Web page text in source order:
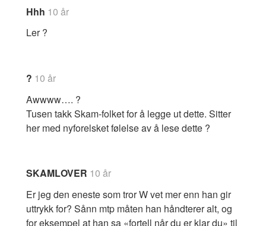
Hhh 10 år
Ler ?
? 10 år
Awwww…. ?
Tusen takk Skam-folket for å legge ut dette. Sitter
her med nyforelsket følelse av å lese dette ?
SKAMLOVER 10 år
Er jeg den eneste som tror W vet mer enn han gir
uttrykk for? Sånn mtp måten han håndterer alt, og
for eksempel at han sa «fortell når du er klar du» til